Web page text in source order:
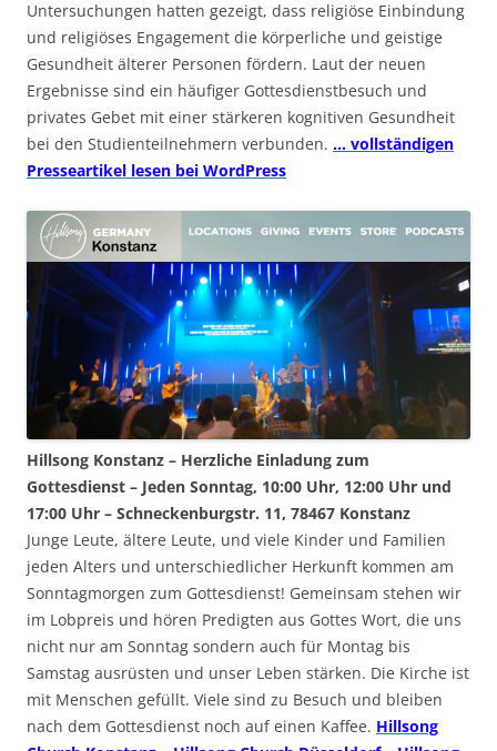
Untersuchungen hatten gezeigt, dass religiöse Einbindung
und religiöses Engagement die körperliche und geistige
Gesundheit älterer Personen fördern. Laut der neuen
Ergebnisse sind ein häufiger Gottesdienstbesuch und
privates Gebet mit einer stärkeren kognitiven Gesundheit
bei den Studienteilnehmern verbunden. … vollständigen
Presseartikel lesen bei WordPress
Hillsong Konstanz – Herzliche Einladung zum
Gottesdienst – Jeden Sonntag, 10:00 Uhr, 12:00 Uhr und
17:00 Uhr – Schneckenburgstr. 11, 78467 Konstanz
Junge Leute, ältere Leute, und viele Kinder und Familien
jeden Alters und unterschiedlicher Herkunft kommen am
Sonntagmorgen zum Gottesdienst! Gemeinsam stehen wir
im Lobpreis und hören Predigten aus Gottes Wort, die uns
nicht nur am Sonntag sondern auch für Montag bis
Samstag ausrüsten und unser Leben stärken. Die Kirche ist
mit Menschen gefüllt. Viele sind zu Besuch und bleiben
nach dem Gottesdienst noch auf einen Kaffee. Hillsong